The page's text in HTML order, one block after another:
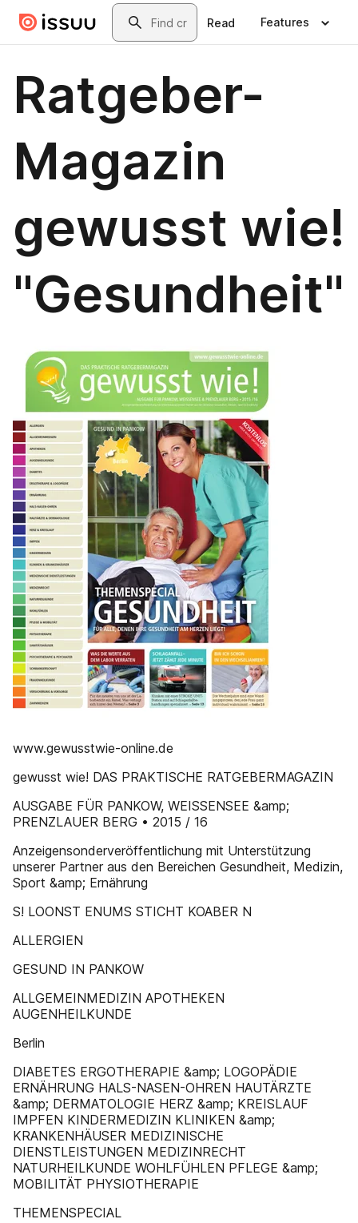
Skip to main contentSearch
Read Features
Ratgeber-
Magazin
gewusst wie!
"Gesundheit"
www.gewusstwie-online.de
gewusst wie! DAS PRAKTISCHE RATGEBERMAGAZIN
AUSGABE FÜR PANKOW, WEISSENSEE &amp;
PRENZLAUER BERG • 2015 / 16
Anzeigensonderveröffentlichung mit Unterstützung
unserer Partner aus den Bereichen Gesundheit, Medizin,
Sport &amp; Ernährung
S! LOONST ENUMS STICHT KOABER N
ALLERGIEN
GESUND IN PANKOW
ALLGEMEINMEDIZIN APOTHEKEN
AUGENHEILKUNDE
Berlin
DIABETES ERGOTHERAPIE &amp; LOGOPÄDIE
ERNÄHRUNG HALS-NASEN-OHREN HAUTÄRZTE
&amp; DERMATOLOGIE HERZ &amp; KREISLAUF
IMPFEN KINDERMEDIZIN KLINIKEN &amp;
KRANKENHÄUSER MEDIZINISCHE
DIENSTLEISTUNGEN MEDIZINRECHT
NATURHEILKUNDE WOHLFÜHLEN PFLEGE &amp;
MOBILITÄT PHYSIOTHERAPIE
THEMENSPECIAL